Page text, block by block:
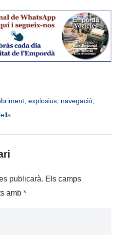
, explosius, navegació,
publicarà. Els camps
amb *